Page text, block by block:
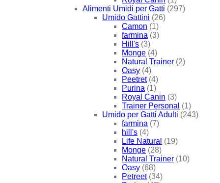
Alimenti Umidi per Gatti (297)
Umido Gattini (26)
Camon (1)
farmina (3)
Hill's (3)
Monge (4)
Natural Trainer (2)
Oasy (4)
Peetret (4)
Purina (1)
Royal Canin (3)
Trainer Personal (1)
Umido per Gatti Adulti (243)
farmina (7)
hill's (4)
Life Natural (19)
Monge (28)
Natural Trainer (10)
Oasy (68)
Petreet (34)